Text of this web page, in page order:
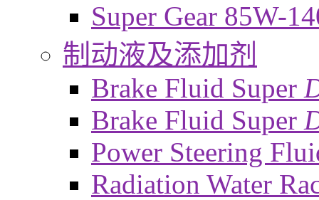
Super Gear 85W-
制动液及添加剂
Brake Fluid Super
Brake Fluid Super
Power Steering
Radiation Water